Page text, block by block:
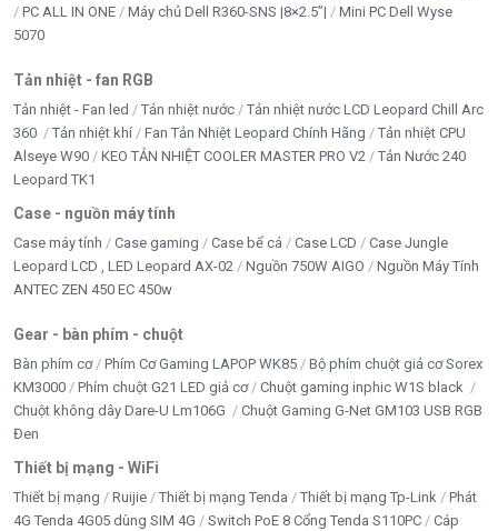
PC ALL IN ONE
Máy chủ Dell R360-SNS |8×2.5”|
Mini PC Dell Wyse
5070
Tản nhiệt - fan RGB
Tản nhiệt - Fan led Tản nhiệt nước
Tản nhiệt nước LCD Leopard Chill Arc
360
Tản nhiệt khí Fan Tản Nhiệt Leopard Chính Hãng
Tản nhiệt CPU
Alseye W90
KEO TẢN NHIỆT COOLER MASTER PRO V2
Tản Nước 240
Leopard TK1
Case - nguồn máy tính
Case máy tính Case gaming Case bể cá Case LCD
Case Jungle
Leopard LCD , LED Leopard AX-02
Nguồn 750W AIGO
Nguồn Máy Tính
ANTEC ZEN 450 EC 450w
Gear - bàn phím - chuột
Bàn phím cơ Phím Cơ Gaming LAPOP WK85
Bộ phím chuột giả cơ Sorex
KM3000
Phím chuột G21 LED giả cơ
Chuột gaming inphic W1S black
Chuột không dây Dare-U Lm106G
Chuột Gaming G-Net GM103 USB RGB
Đen
Thiết bị mạng - WiFi
Thiết bị mạng Ruijie Thiết bị mạng Tenda Thiết bị mạng Tp-Link
Phát
4G Tenda 4G05 dùng SIM 4G
Switch PoE 8 Cổng Tenda S110PC
Cáp